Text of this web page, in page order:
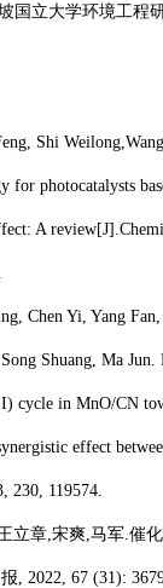
国立大学环境工程
Shi Weilong,
for photocatalysts
A review[J].
Chen Yi, Yang
, Song Shuang, Ma
cycle in MnO/CN
effect
230, 119574.
立章 宋爽 马军 催
, 2022, 67 (31):